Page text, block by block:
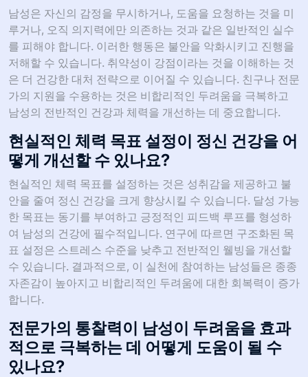
남성은 자신의 감정을 무시하거나, 도움을 요청하는 것을 미
루거나, 오직 의지력에만 의존하는 것과 같은 일반적인 실수
를 피해야 합니다. 이러한 행동은 불안을 악화시키고 진행을
저해할 수 있습니다. 취약성이 강점이라는 것을 이해하는 것
은 더 건강한 대처 전략으로 이어질 수 있습니다. 친구나 전문
가의 지원을 수용하는 것은 비합리적인 두려움을 극복하고
남성의 전반적인 건강과 체력을 개선하는 데 중요합니다.
현실적인 체력 목표 설정이 정신 건강을 어
떻게 개선할 수 있나요?
현실적인 체력 목표를 설정하는 것은 성취감을 제공하고 불
안을 줄여 정신 건강을 크게 향상시킬 수 있습니다. 달성 가능
한 목표는 동기를 부여하고 긍정적인 피드백 루프를 형성하
여 남성의 건강에 필수적입니다. 연구에 따르면 구조화된 목
표 설정은 스트레스 수준을 낮추고 전반적인 웰빙을 개선할
수 있습니다. 결과적으로, 이 실천에 참여하는 남성들은 종종
자존감이 높아지고 비합리적인 두려움에 대한 회복력이 증가
합니다.
전문가의 통찰력이 남성이 두려움을 효과
적으로 극복하는 데 어떻게 도움이 될 수
있나요?